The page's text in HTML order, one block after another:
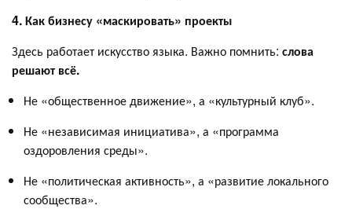
4. Как бизнесу «маскировать» проекты
Здесь работает искусство языка. Важно помнить: слова
решают всё.
Не «общественное движение», а «культурный клуб».
Не «независимая инициатива», а «программа
оздоровления среды».
Не «политическая активность», а «развитие локального
сообщества».